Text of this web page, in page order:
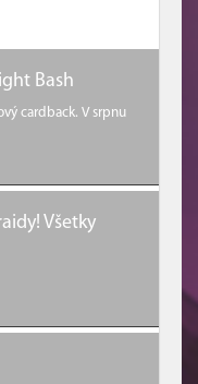
Bash
cardback. V srpnu
Všetky